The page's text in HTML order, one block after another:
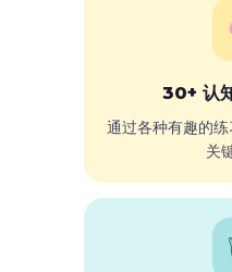
30+ 认
通过各种有趣的
关